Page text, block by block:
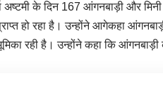
अष्टमी के दिन 167 आंगनबाड़ी और
हो रहा है। उन्होंने आगेकहा
रही है। उन्होंने कहा कि आंगनबाड़ी